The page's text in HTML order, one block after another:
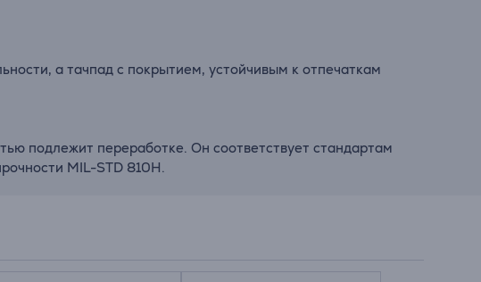
а тачпад с покрытием, устойчивым к отпечаткам
подлежит переработке. Он соответствует стандартам
MIL-STD 810H.